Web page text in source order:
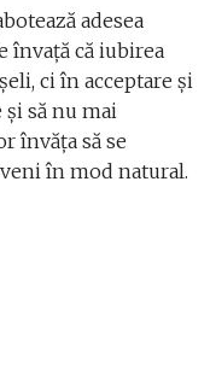
adesea
învață că iubirea
ci în acceptare și
să nu mai
învăța să se
veni în mod natural.